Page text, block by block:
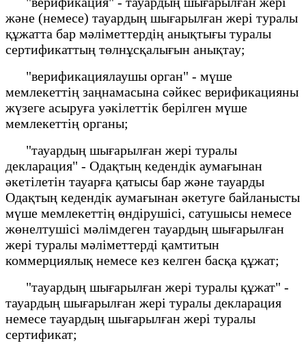
және (немесе) тауардың шығарылған жері туралы
құжатта бар мәліметтердің анықтығы туралы
сертификаттың төлнұсқалығын анықтау;
"верификациялаушы орган" - мүше
мемлекеттің заңнамасына сәйкес верификацияны
жүзеге асыруға уәкілеттік берілген мүше
мемлекеттің органы;
"тауардың шығарылған жері туралы
декларация" - Одақтың кедендік аумағынан
әкетілетін тауарға қатысы бар және тауарды
Одақтың кедендік аумағынан әкетуге байланысты
мүше мемлекеттің өндірушісі, сатушысы немесе
жөнелтушісі мәлімдеген тауардың шығарылған
жері туралы мәліметтерді қамтитын
коммерциялық немесе кез келген басқа құжат;
"тауардың шығарылған жері туралы құжат" -
тауардың шығарылған жері туралы декларация
немесе тауардың шығарылған жері туралы
сертификат;